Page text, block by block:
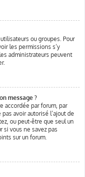
ou groupes. Pour
les permissions s’y
administrateurs peuvent
message ?
accordée par forum, par
avoir autorisé l’ajout de
ou peut-être que seul un
si vous ne savez pas
sur un forum.